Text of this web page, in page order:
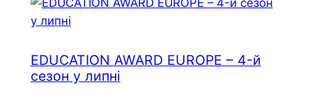
EDUCATION AWARD EUROPE – 4-й
сезон у липні